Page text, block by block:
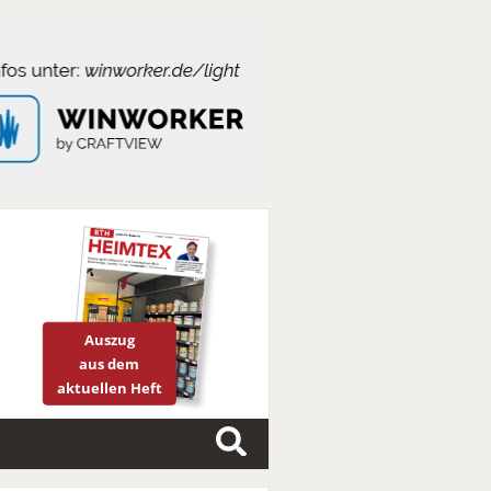
Auszug
aus dem
aktuellen Heft
S